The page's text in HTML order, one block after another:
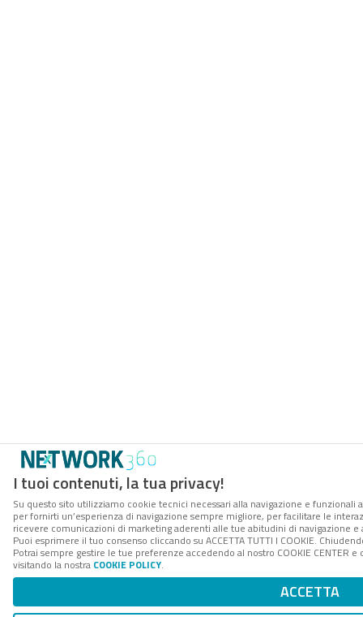
I tuoi contenuti, la tua privacy!
Su questo sito utilizziamo cookie tecnici necessari alla navigazione e funzionali
per fornirti un’esperienza di navigazione sempre migliore, per facilitare le
ricevere comunicazioni di marketing aderenti alle tue abitudini di navigazione e
Puoi esprimere il tuo consenso cliccando su ACCETTA TUTTI I COOKIE.
Potrai sempre gestire le tue preferenze accedendo al nostro COOKIE
visitando la nostra COOKIE POLICY.
ACCETTA